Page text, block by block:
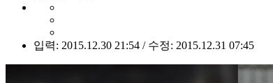
입력: 2015.12.30 21:54 / 수정: 2015.12.31 07:45